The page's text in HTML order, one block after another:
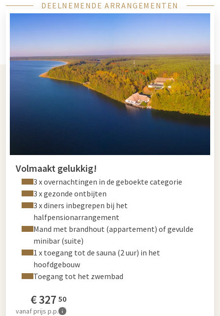
DEELNEMENDE ARRANGEMENTEN
Volmaakt gelukkig!
3 x overnachtingen in de geboekte categorie
3 x gezonde ontbijten
3 x diners inbegrepen bij het
halfpensionarrangement
Mand met brandhout (appartement) of gevulde
minibar (suite)
1 x toegang tot de sauna (2 uur) in het
hoofdgebouw
Toegang tot het zwembad
€327 50
vanafprijs p.p.